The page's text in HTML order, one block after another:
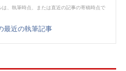
は、執筆時点、または直近の記事の寄稿時点で
最近の執筆記事